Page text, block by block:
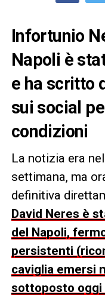
Infortunio
Napoli è
e ha scritto
sui social
condizioni
La notizia era
settimana, ma
definitiva
David Neres è
del Napoli,
persistenti
caviglia emersi
sottoposto oggi